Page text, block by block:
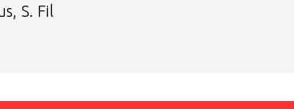
S. Fil